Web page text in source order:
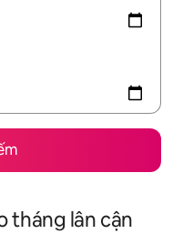
tháng lân cận